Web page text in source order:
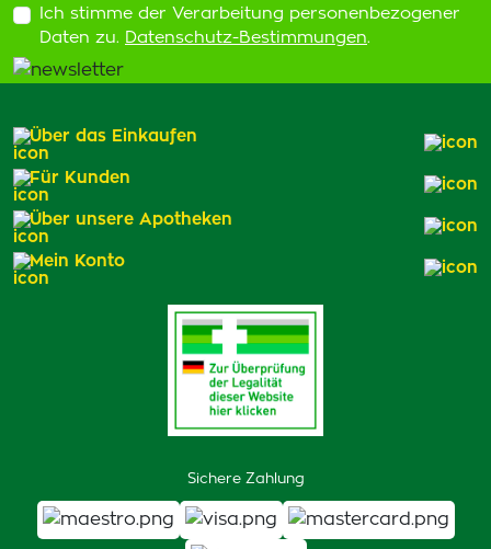
Ich stimme der Verarbeitung personenbezogener
Daten zu. Datenschutz-Bestimmungen.
Sichere Zahlung
Über das Einkaufen
Für Kunden
Über unsere Apotheken
Mein Konto